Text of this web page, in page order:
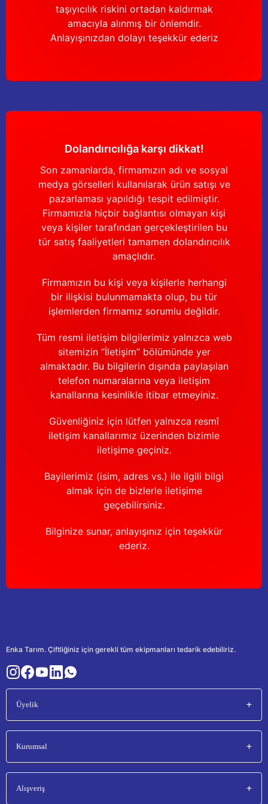
taşıyıcılık riskini ortadan kaldırmak
amacıyla alınmış bir önlemdir.
Anlayışınızdan dolayı teşekkür ederiz
Dolandırıcılığa karşı dikkat!
Son zamanlarda, firmamızın adı ve sosyal
medya görselleri kullanılarak ürün satışı ve
pazarlaması yapıldığı tespit edilmiştir.
Firmamızla hiçbir bağlantısı olmayan kişi
veya kişiler tarafından gerçekleştirilen bu
tür satış faaliyetleri tamamen dolandırıcılık
amaçlıdır.
Firmamızın bu kişi veya kişilerle herhangi
bir ilişkisi bulunmamakta olup, bu tür
işlemlerden firmamız sorumlu değildir.
Tüm resmi iletişim bilgilerimiz yalnızca web
sitemizin “İletişim” bölümünde yer
almaktadır. Bu bilgilerin dışında paylaşılan
telefon numaralarına veya iletişim
kanallarına kesinlikle itibar etmeyiniz.
Güvenliğiniz için lütfen yalnızca resmî
iletişim kanallarımız üzerinden bizimle
iletişime geçiniz.
Bayilerimiz (isim, adres vs.) ile ilgili bilgi
almak için de bizlerle iletişime
geçebilirsiniz.
Bilginize sunar, anlayışınız için teşekkür
ederiz.
Enka Tarım. Çiftliğiniz için gerekli tüm ekipmanları tedarik edebiliriz.
Üyelik
Kurumsal
Alışveriş